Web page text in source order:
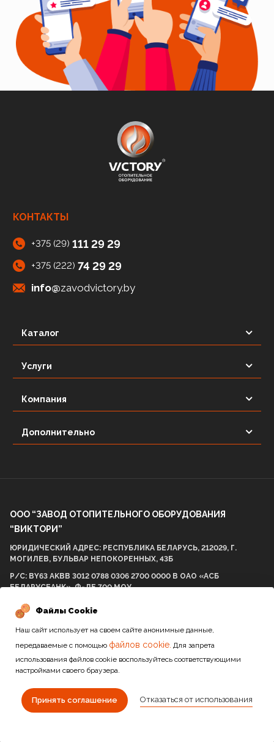
Каталог
Услуги
Компания
Дополнительно
КОНТАКТЫ
+375 (29) 111 29 29
+375 (222) 74 29 29
info@zavodvictory.by
ООО “ЗАВОД ОТОПИТЕЛЬНОГО ОБОРУДОВАНИЯ
“ВИКТОРИ”
ЮРИДИЧЕСКИЙ АДРЕС: РЕСПУБЛИКА БЕЛАРУСЬ, 212029, Г.
МОГИЛЕВ, БУЛЬВАР НЕПОКОРЕННЫХ, 43Б
Р/С: BY63 AKBB 3012 0788 0306 2700 0000 В ОАО «АСБ
БЕЛАРУСБАНК», Ф-ЛЕ 700 МОУ
БИК AKBBBY21700 УНП: 812001575 ОКПО 298057537000
2010-2026 / Все права защищены
Файлы Cookie
Наш сайт использует на своем сайте анонимные данные,
передаваемые с помощью файлов cookie. Для запрета
использования файлов cookie воспользуйтесь соответствующими
настройками своего браузера.
Отказаться от использования
Принять соглашение